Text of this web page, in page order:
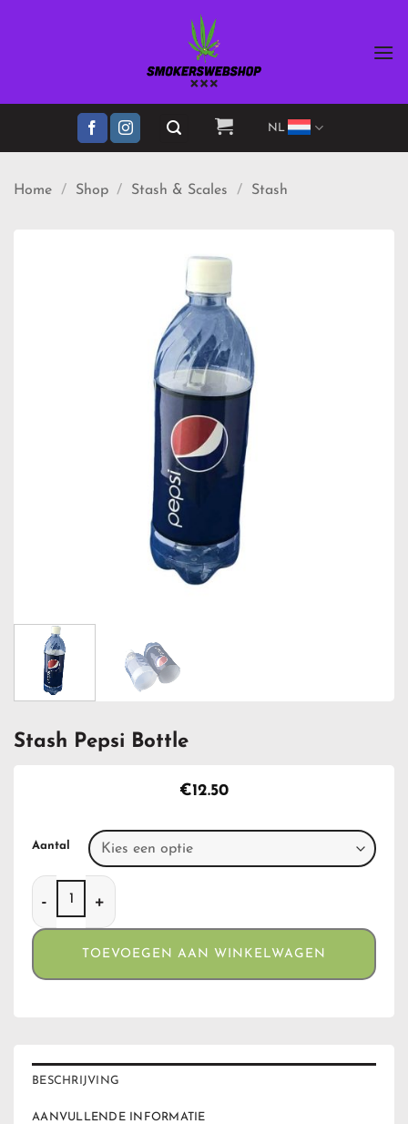
NL
Home / Shop / Stash & Scales / Stash
Stash Pepsi Bottle
€12.50
Aantal
Stash Pepsi Bottle aantal
TOEVOEGEN AAN WINKELWAGEN
BESCHRIJVING
AANVULLENDE INFORMATIE